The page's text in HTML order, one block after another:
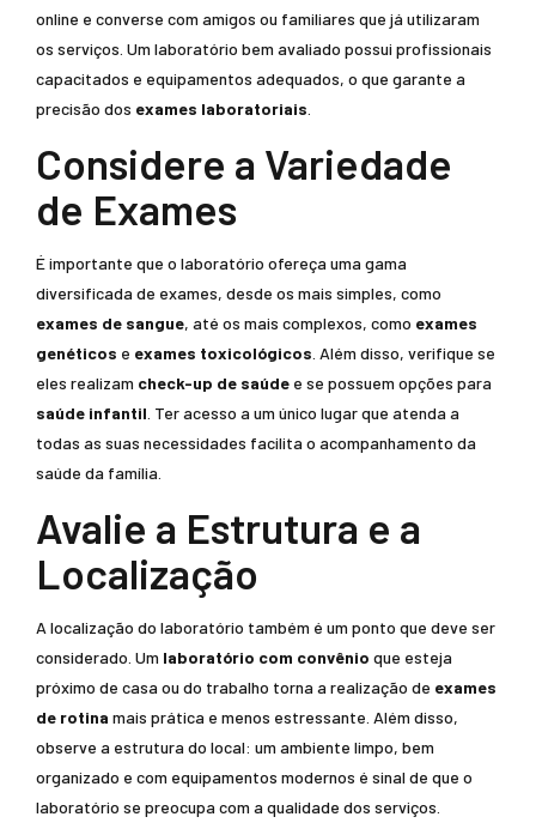
online e converse com amigos ou familiares que já utilizaram
os serviços. Um laboratório bem avaliado possui profissionais
capacitados e equipamentos adequados, o que garante a
precisão dos exames laboratoriais
Considere a Variedade
de Exames
É importante que o laboratório ofereça uma gama
diversificada de exames, desde os mais simples, como
exames de sangue, até os mais complexos, como exames
genéticos e exames toxicológicos . Além disso, verifique se
eles realizam check-up de saúde e se possuem opções para
saúde infantil . Ter acesso a um único lugar que atenda a
todas as suas necessidades facilita o acompanhamento da
saúde da família.
Avalie a Estrutura e a
Localização
A localização do laboratório também é um ponto que deve ser
considerado. Um laboratório com convênio que esteja
próximo de casa ou do trabalho torna a realização de exames
de rotina mais prática e menos estressante. Além disso,
observe a estrutura do local: um ambiente limpo, bem
organizado e com equipamentos modernos é sinal de que o
laboratório se preocupa com a qualidade dos serviços.